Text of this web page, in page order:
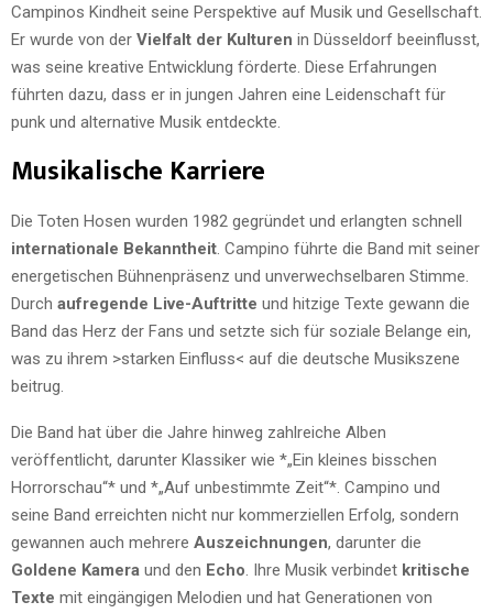
Campinos Kindheit seine Perspektive auf Musik und Gesellschaft.
Er wurde von der Vielfalt der Kulturen in Düsseldorf beeinflusst,
was seine kreative Entwicklung förderte. Diese Erfahrungen
führten dazu, dass er in jungen Jahren eine Leidenschaft für
punk und alternative Musik entdeckte.
Musikalische Karriere
Die Toten Hosen wurden 1982 gegründet und erlangten schnell
internationale Bekanntheit . Campino führte die Band mit seiner
energetischen Bühnenpräsenz und unverwechselbaren Stimme.
Durch aufregende Live-Auftritte und hitzige Texte gewann die
Band das Herz der Fans und setzte sich für soziale Belange ein,
was zu ihrem >starken Einfluss< auf die deutsche Musikszene
beitrug.
Die Band hat über die Jahre hinweg zahlreiche Alben
veröffentlicht, darunter Klassiker wie *„Ein kleines bisschen
Horrorschau“* und *„Auf unbestimmte Zeit“*. Campino und
seine Band erreichten nicht nur kommerziellen Erfolg, sondern
gewannen auch mehrere Auszeichnungen, darunter die
Goldene Kamera und den Echo . Ihre Musik verbindet kritische
Texte mit eingängigen Melodien und hat Generationen von